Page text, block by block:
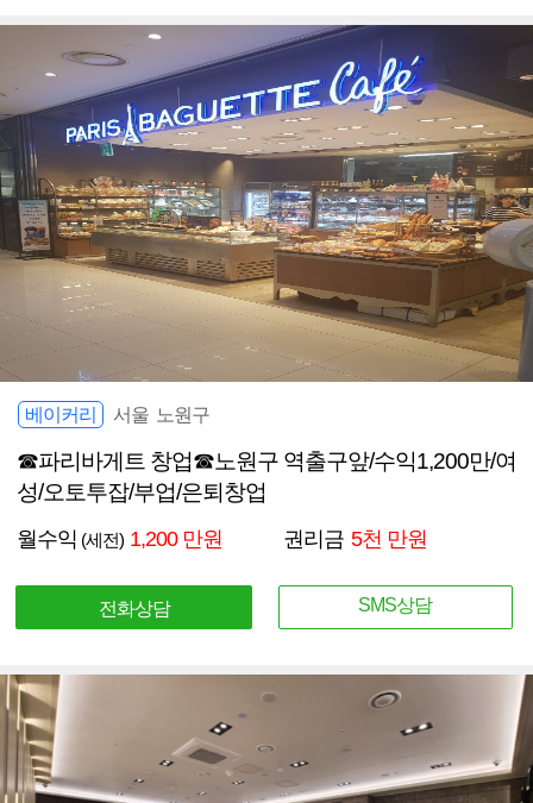
베이커리 서울 노원구
☎파리바게트 창업☎노원구 역출구앞/수익1,200만/여
성/오토투잡/부업/은퇴창업
월수익 (세전) 1,200 만원 권리금 5천 만원
전화상담 SMS상담